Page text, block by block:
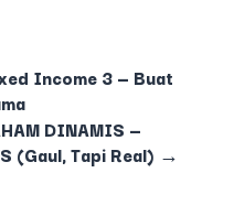
Income 3 — Buat
DINAMIS —
(Gaul, Tapi Real) →